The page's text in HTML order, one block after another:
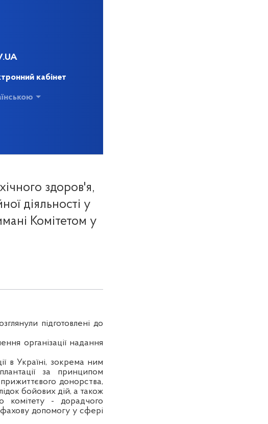
кабінет
здоров'я,
діяльності у
Комітетом у
підготовлені до
організації надання
в Україні, зокрема ним
за принципом
донорства,
бойових дій, а також
комітету - дорадчого
фахову допомогу у сфері